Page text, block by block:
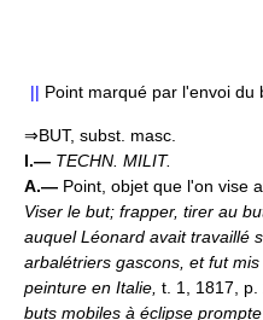
|| Point marqué par l'envoi du
⇒BUT, subst. masc.
I.— TECHN. MILIT.
A.— Point, objet que l'on vise
Viser le but; frapper, tirer au
auquel Léonard avait travaillé
arbalétriers gascons, et fut
peinture en Italie, t. 1, 1817, p.
buts mobiles à éclipse